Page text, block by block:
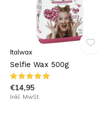
Italwax
Selfie Wax 500g
€14,95
Inkl. MwSt.